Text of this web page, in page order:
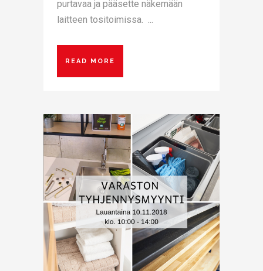
purtavaa ja pääsette näkemään
laitteen tositoimissa. ...
READ MORE